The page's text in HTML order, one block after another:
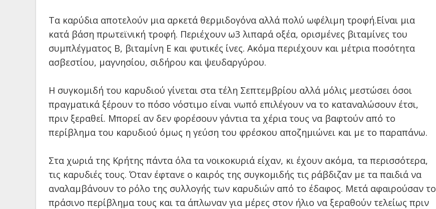
Τα καρύδια αποτελούν μια αρκετά θερμιδογόνα αλλά πολύ ωφέλιμη τροφή.Είναι μια
κατά βάση πρωτεϊνική τροφή. Περιέχουν ω3 λιπαρά οξέα, ορισμένες βιταμίνες του
συμπλέγματος Β, βιταμίνη Ε και φυτικές ίνες. Ακόμα περιέχουν και μέτρια ποσότητα
ασβεστίου, μαγνησίου, σιδήρου και ψευδαργύρου.
Η συγκομιδή του καρυδιού γίνεται στα τέλη Σεπτεμβρίου αλλά μόλις μεστώσει όσοι
πραγματικά ξέρουν το πόσο νόστιμο είναι νωπό επιλέγουν να το καταναλώσουν έτσι,
πριν ξεραθεί. Μπορεί αν δεν φορέσουν γάντια τα χέρια τους να βαφτούν από το
περίβλημα του καρυδιού όμως η γεύση του φρέσκου αποζημιώνει και με το παραπάνω.
Στα χωριά της Κρήτης πάντα όλα τα νοικοκυριά είχαν, κι έχουν ακόμα, τα περισσότερα,
τις καρυδιές τους. Όταν έφτανε ο καιρός της συγκομιδής τις ράβδιζαν με τα παιδιά να
αναλαμβάνουν το ρόλο της συλλογής των καρυδιών από το έδαφος. Μετά αφαιρούσαν το
πράσινο περίβλημα τους και τα άπλωναν για μέρες στον ήλιο να ξεραθούν τελείως πριν